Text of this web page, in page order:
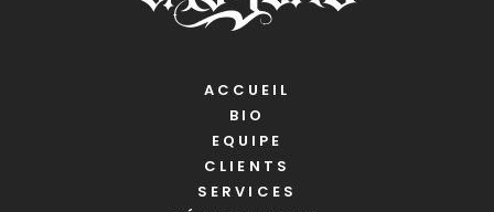
ACCUEIL
BIO
EQUIPE
CLIENTS
SERVICES